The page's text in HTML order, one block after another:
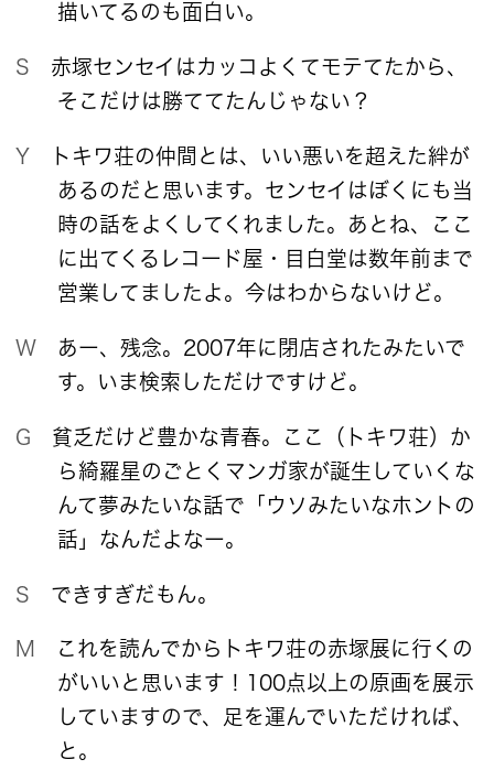
描いてるのも面白い。
S 赤塚センセイはカッコよくてモテてたから、
そこだけは勝ててたんじゃない？
Y トキワ荘の仲間とは、いい悪いを超えた絆が
あるのだと思います。センセイはぼくにも当
時の話をよくしてくれました。あとね、ここ
に出てくるレコード屋・目白堂は数年前まで
営業してましたよ。今はわからないけど。
W あー、残念。2007年に閉店されたみたいで
す。いま検索しただけですけど。
G 貧乏だけど豊かな青春。ここ（トキワ荘）か
ら綺羅星のごとくマンガ家が誕生していくな
んて夢みたいな話で「ウソみたいなホントの
話」なんだよなー。
S できすぎだもん。
M これを読んでからトキワ荘の赤塚展に行くの
がいいと思います！100点以上の原画を展示
していますので、足を運んでいただければ、
と。